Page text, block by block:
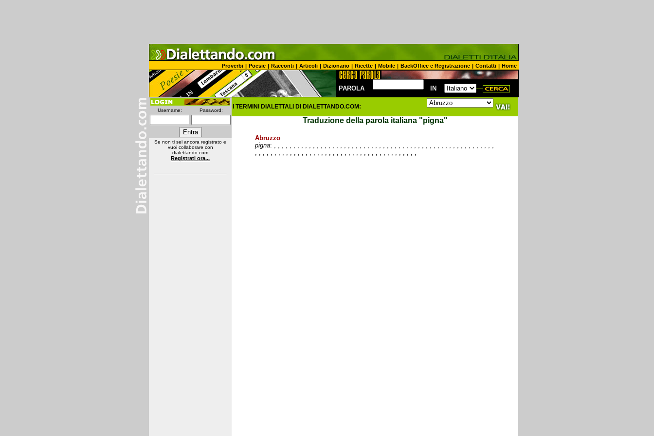
Proverbi | Poesie | Racconti | Articoli | Dizionario | Ricette | Mobile | BackOffice e Registrazione | Contatti | Home
PAROLA IN
Username: Password:
Se non ti sei ancora registrato e
vuoi collaborare con
dialettando.com
Registrati ora...
I TERMINI DIALETTALI DI DIALETTANDO.COM:
Traduzione della parola italiana "pigna"
Abruzzo
pigna: , , , , , , , , , , , , , , , , , , , , , , , , , , , , , , , , , , , , , , , , , , , , , , , , , , , , , , , , ,
, , , , , , , , , , , , , , , , , , , , , , , , , , , , , , , , , , , , , , , , , ,